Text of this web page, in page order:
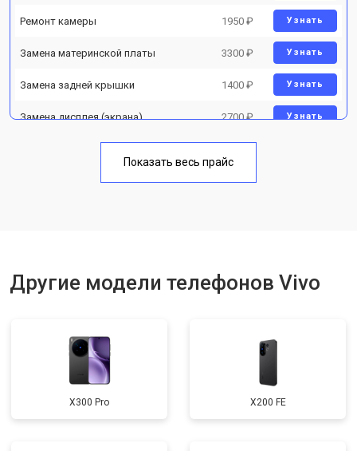
Ремонт камеры 1950 ₽ Узнать
Замена материнской платы 3300 ₽ Узнать
Замена задней крышки 1400 ₽ Узнать
Замена дисплея (экрана) 2700 ₽ Узнать
Замена кнопки включения 1750 ₽
Показать весь прайс
Другие модели телефонов Vivo
X300 Pro X200 FE